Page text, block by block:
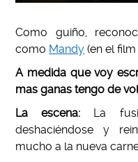
Como guiño,
como Mandy (en el
A medida que voy
mas ganas tengo de
La escena: La
deshaciéndose y
mucho a la nueva